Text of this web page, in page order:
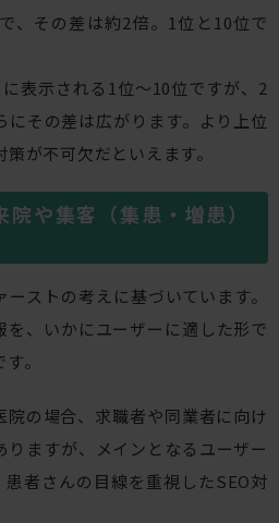
、その差は約2倍。1位と10位で
表示される1位〜10位ですが、2
その差は広がります。より上位
が不可欠だといえます。
や集客（集患・増患）
ストの考えに基づいています。
、いかにユーザーに適した形で
。
の場合、求職者や同業者に向け
ますが、メインとなるユーザー
患者さんの目線を重視したSEO対